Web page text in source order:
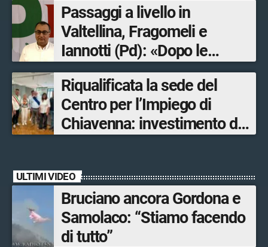
Passaggi a livello in
Valtellina, Fragomeli e
Iannotti (Pd): «Dopo le
Olimpiadi solo un terzo delle
opere sostitutive sarà
ultimato entro il 2026»
Riqualificata la sede del
Centro per l’Impiego di
Chiavenna: investimento da
ULTIMI VIDEO
Bruciano ancora Gordona e
Samolaco: “Stiamo facendo
di tutto”